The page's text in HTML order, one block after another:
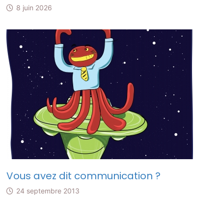
8 juin 2026
Vous avez dit communication ?
24 septembre 2013